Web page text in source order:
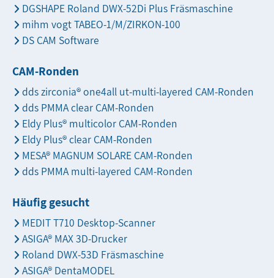
DGSHAPE Roland DWX-52Di Plus Fräsmaschine
mihm vogt TABEO-1/M/ZIRKON-100
DS CAM Software
CAM-Ronden
dds zirconia® one4all ut-multi-layered CAM-Ronden
dds PMMA clear CAM-Ronden
Eldy Plus® multicolor CAM-Ronden
Eldy Plus® clear CAM-Ronden
MESA® MAGNUM SOLARE CAM-Ronden
dds PMMA multi-layered CAM-Ronden
Häufig gesucht
MEDIT T710 Desktop-Scanner
ASIGA® MAX 3D-Drucker
Roland DWX-53D Fräsmaschine
ASIGA® DentaMODEL